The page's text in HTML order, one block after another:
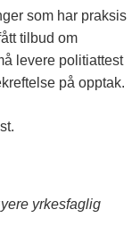
som har praksis
tilbud om
levere politiattest
på opptak.
yrkesfaglig